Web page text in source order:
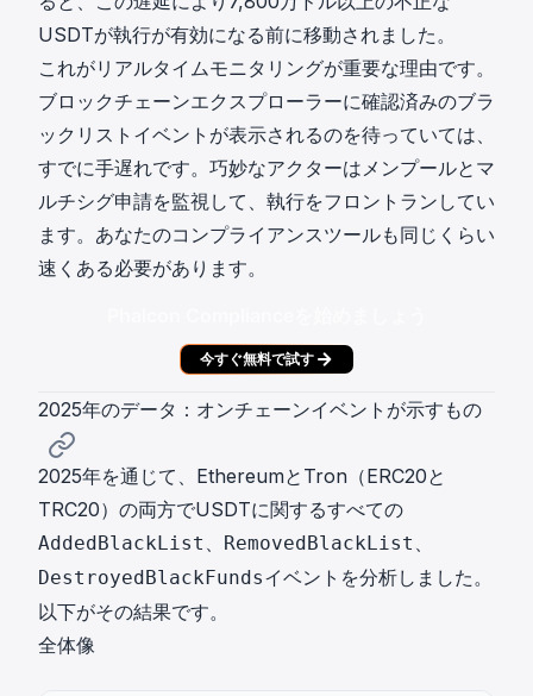
USDTが執行が有効になる前に移動されました。
これがリアルタイムモニタリングが重要な理由です。
ブロックチェーンエクスプローラーに確認済みのブラ
ックリストイベントが表示されるのを待っていては、
すでに手遅れです。巧妙なアクターはメンプールとマ
ルチシグ申請を監視して、執行をフロントランしてい
ます。あなたのコンプライアンスツールも同じくらい
速くある必要があります。
今すぐ無料で試す
2025年のデータ：オンチェーンイベントが示すもの
2025年を通じて、EthereumとTron（ERC20と
TRC20）の両方でUSDTに関するすべての
AddedBlackList 、 RemovedBlackList 、
DestroyedBlackFundsイベントを分析しました。
以下がその結果です。
全体像